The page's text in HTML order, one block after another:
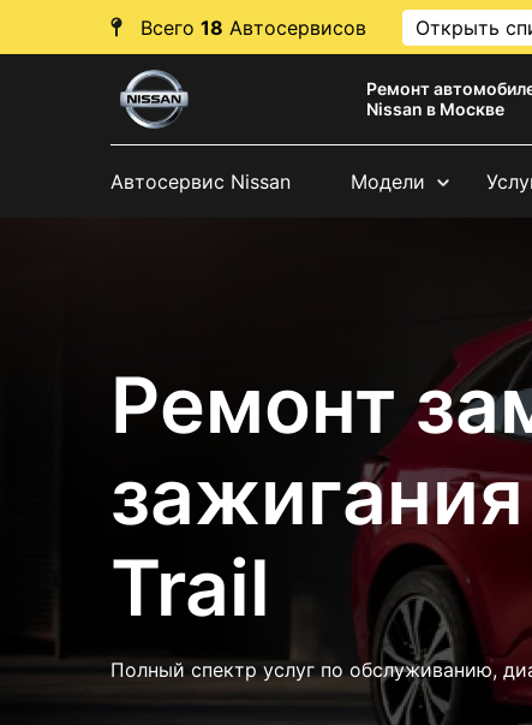
Всего 18 Автосервисов Открыть
Ремонт
Nissan в Москве
Автосервис Nissan Модели
Ремонт
Trail
Полный спектр услуг по обслуживанию,